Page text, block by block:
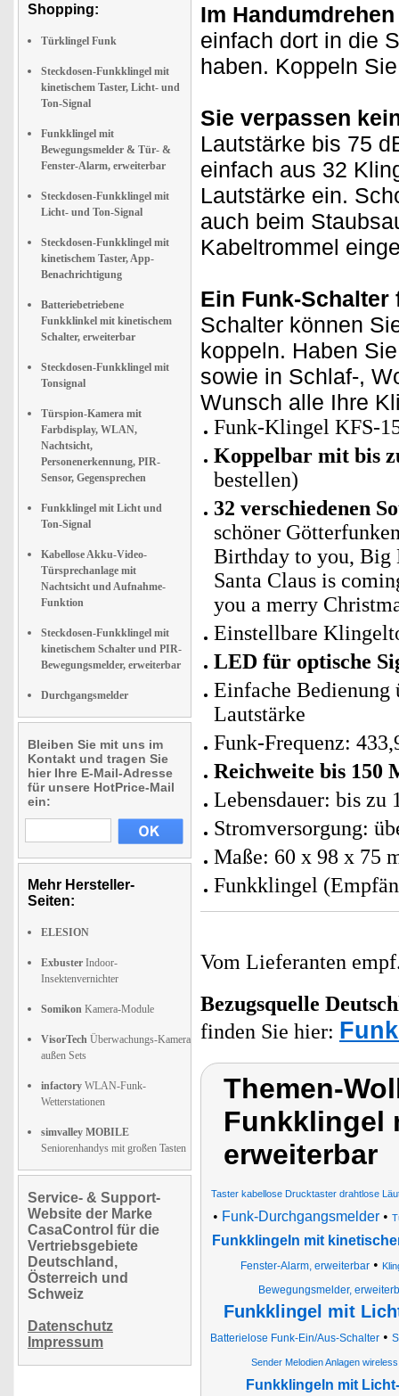
Shopping:
Türklingel Funk
Steckdosen-Funkklingel mit
kinetischem Taster, Licht- und
Ton-Signal
Funkklingel mit
Bewegungsmelder & Tür- &
Fenster-Alarm, erweiterbar
Steckdosen-Funkklingel mit
Licht- und Ton-Signal
Steckdosen-Funkklingel mit
kinetischem Taster, App-
Benachrichtigung
Batteriebetriebene
Funkklinkel mit kinetischem
Schalter, erweiterbar
Steckdosen-Funkklingel mit
Tonsignal
Türspion-Kamera mit
Farbdisplay, WLAN,
Nachtsicht,
Personenerkennung, PIR-
Sensor, Gegensprechen
Funkklingel mit Licht und
Ton-Signal
Kabellose Akku-Video-
Türsprechanlage mit
Nachtsicht und Aufnahme-
Funktion
Steckdosen-Funkklingel mit
kinetischem Schalter und PIR-
Bewegungsmelder, erweiterbar
Durchgangsmelder
Bleiben Sie mit uns im
Kontakt und tragen Sie
hier Ihre E-Mail-Adresse
für unsere HotPrice-Mail
ein:
Mehr Hersteller-
Seiten:
ELESION
Exbuster Indoor-
Insektenvernichter
Somikon Kamera-Module
VisorTech Überwachungs-Kamera
außen Sets
infactory WLAN-Funk-
Wetterstationen
simvalley MOBILE
Seniorenhandys mit großen Tasten
Service- & Support-
Website der Marke
CasaControl für die
Vertriebsgebiete
Deutschland,
Österreich und
Schweiz
Datenschutz
Impressum
Im
einfach dort in die
haben. Koppeln
Sie verpassen
Lautstärke bis 75
einfach aus 32
Lautstärke ein.
auch beim
Kabeltrommel
Ein Funk-Schalter
Schalter können
koppeln. Haben
sowie in Schlaf-,
Wunsch alle Ihre
Funk-Klingel KFS-
Koppelbar mit bis
bestellen)
32 verschiedenen
schöner
Birthday to you, Big
Santa Claus is
you a merry
Einstellbare
LED für optische
Einfache
Lautstärke
Funk-Frequenz:
Reichweite bis 150
Lebensdauer: bis zu
Stromversorgung:
Maße: 60 x 98 x 75
Funkklingel
Vom Lieferanten
Bezugsquelle
finden Sie hier:
Themen-
Funkklingel
erweiterbar
Taster kabellose Drucktaster drahtlose
• Funk-Durchgangsmelder •
Funkklingeln mit
Fenster-Alarm, erweiterbar•
Bewegungsmelder,
Funkklingel mit
Batterielose Funk-Ein/Aus-Schalter •
Sender Melodien Anlagen
Funkklingeln mit